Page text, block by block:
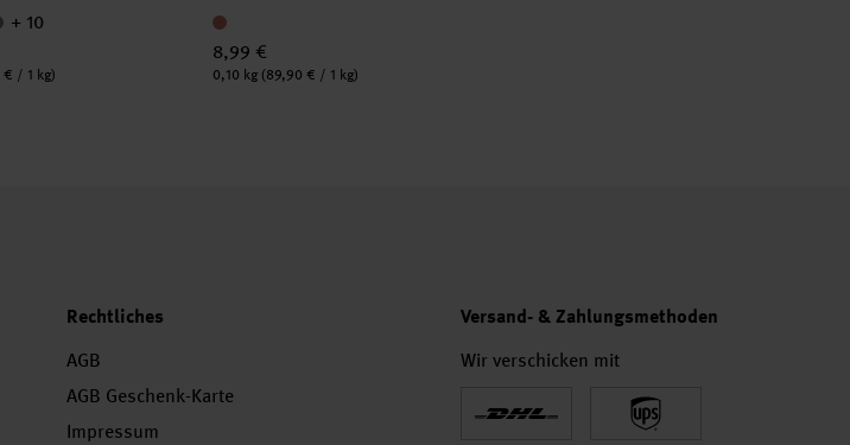
+ 10
€ / 1 kg)
8,99 €
Inhalt:
0,10 kg (89,90 € / 1 kg)
Rechtliches
AGB
AGB Geschenk-Karte
Impressum
Versand- & Zahlungsmethoden
Wir verschicken mit